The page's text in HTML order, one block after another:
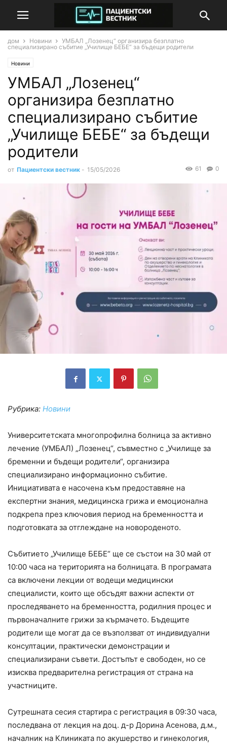
дом Новини
УМБАЛ „Лозенец“ организира безплатно
специализирано събитие „Училище БЕБЕ“ за бъдещи родители
Новини
УМБАЛ „Лозенец“
организира безплатно
специализирано събитие
„Училище БЕБЕ“ за бъдещи
родители
от Пациентски вестник - 15/05/2026 0
61
Рубрика: Новини
Университетската многопрофилна болница за активно
лечение (УМБАЛ) „Лозенец“, съвместно с „Училище за
бременни и бъдещи родители“, организира
специализирано информационно събитие.
Инициативата е насочена към предоставяне на
експертни знания, медицинска грижа и емоционална
подкрепа през ключовия период на бременността и
подготовката за отглеждане на новороденото.
Събитието „Училище БЕБЕ“ ще се състои на 30 май от
10:00 часа на територията на болницата. В програмата
са включени лекции от водещи медицински
специалисти, които ще обсъдят важни аспекти от
проследяването на бременността, родилния процес и
първоначалните грижи за кърмачето. Бъдещите
родители ще могат да се възползват от индивидуални
консултации, практически демонстрации и
специализирани съвети. Достъпът е свободен, но се
изисква предварителна регистрация от страна на
участниците.
Сутрешната сесия стартира с регистрация в 09:30 часа,
последвана от лекция на доц. д-р Дорина Асенова, д.м.,
началник на Клиниката по акушерство и гинекология,